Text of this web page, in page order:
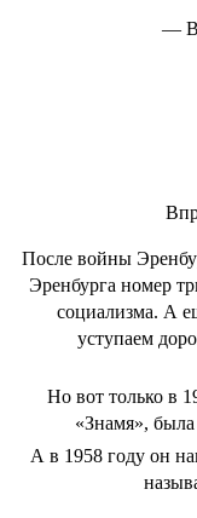
—
После войны
Эренбурга номер
социализма. А
уступаем
Но вот только в
«Знамя», была
А в 1958 году он